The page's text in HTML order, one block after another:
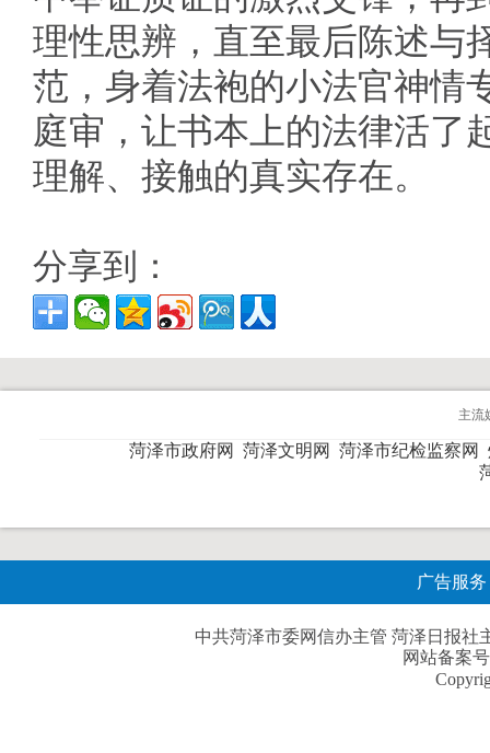
理性思辨，直至最后陈述与
范，身着法袍的小法官神情
庭审，让书本上的法律活了
理解、接触的真实存在。
分享到：
主流
菏泽市政府网 菏泽文明网 菏泽市纪检监察网
广告服务
中共菏泽市委网信办主管 菏泽日报社
网站备案